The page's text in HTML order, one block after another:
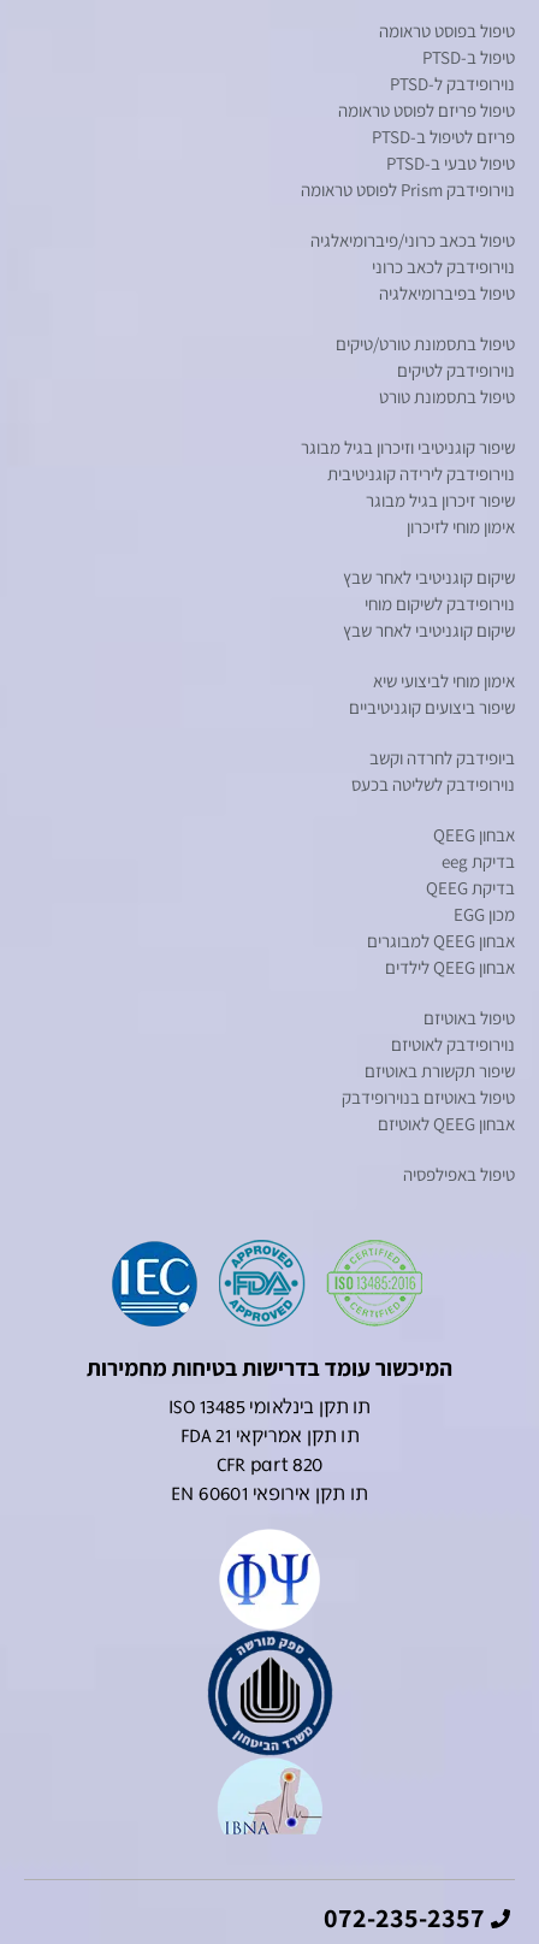
טיפול בפוסט טראומה
טיפול ב-PTSD
נוירופידבק ל-PTSD
טיפול פריזם לפוסט טראומה
פריזם לטיפול ב-PTSD
טיפול טבעי ב-PTSD
נוירופידבק Prism לפוסט טראומה
טיפול בכאב כרוני/פיברומיאלגיה
נוירופידבק לכאב כרוני
טיפול בפיברומיאלגיה
טיפול בתסמונת טורט/טיקים
נוירופידבק לטיקים
טיפול בתסמונת טורט
שיפור קוגניטיבי וזיכרון בגיל מבוגר
נוירופידבק לירידה קוגניטיבית
שיפור זיכרון בגיל מבוגר
אימון מוחי לזיכרון
שיקום קוגניטיבי לאחר שבץ
נוירופידבק לשיקום מוחי
שיקום קוגניטיבי לאחר שבץ
אימון מוחי לביצועי שיא
שיפור ביצועים קוגניטיביים
ביופידבק לחרדה וקשב
נוירופידבק לשליטה בכעס
אבחון QEEG
בדיקת eeg
בדיקת QEEG
מכון EGG
אבחון QEEG למבוגרים
אבחון QEEG לילדים
טיפול באוטיזם
נוירופידבק לאוטיזם
שיפור תקשורת באוטיזם
טיפול באוטיזם בנוירופידבק
אבחון QEEG לאוטיזם
טיפול באפילפסיה
072-235-2357